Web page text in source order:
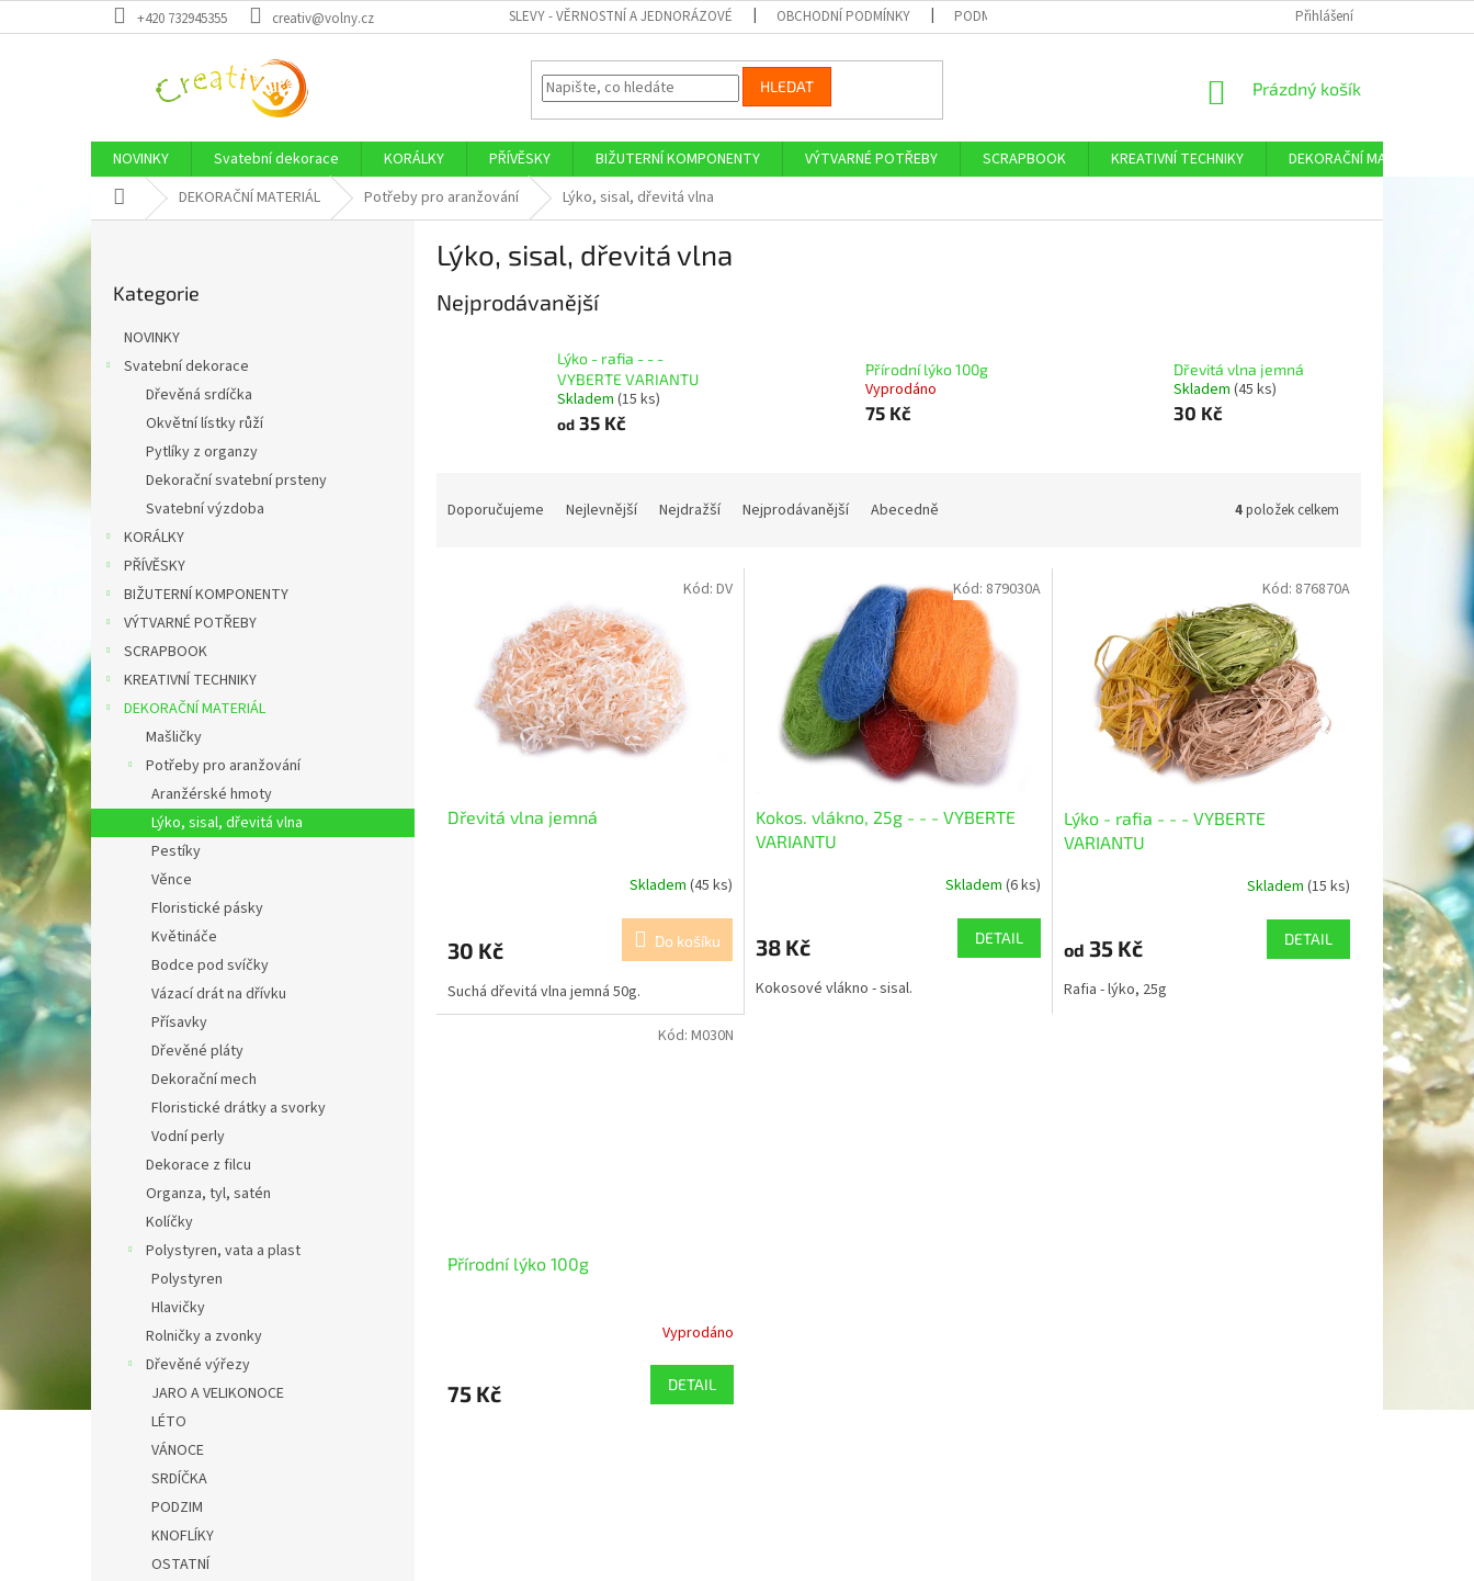
na
+420 732945355 creativ@volny.cz SLEVY - VĚRNOSTNÍ A JEDNORÁZOVÉ OBCHODNÍ PODMÍNKY PODMÍNKY OCHRANY OSOBNÍCH ÚDAJŮ DOPRAVA A PLATBA
Přihlášení
HLEDAT
NÁKUPNÍ
Prázdný košík
NOVINKY Svatební dekorace KORÁLKY PŘÍVĚSKY BIŽUTERNÍ KOMPONENTY VÝTVARNÉ POTŘEBY SCRAPBOOK KREATIVNÍ TECHNIKY
DEKORAČNÍ MATERIÁL
Domů DEKORAČNÍ MATERIÁL Potřeby pro aranžování Lýko, sisal, dřevitá vlna
P
o
p
a
n
kategorie
Kategorie
NOVINKY
Svatební dekorace
Dřevěná srdíčka
Okvětní lístky růží
Pytlíky z organzy
Dekorační svatební prsteny
Svatební výzdoba
KORÁLKY
PŘÍVĚSKY
BIŽUTERNÍ KOMPONENTY
VÝTVARNÉ POTŘEBY
SCRAPBOOK
KREATIVNÍ TECHNIKY
DEKORAČNÍ MATERIÁL
Mašličky
Potřeby pro aranžování
Aranžérské hmoty
Lýko, sisal, dřevitá vlna
Pestíky
Věnce
Floristické pásky
Květináče
Bodce pod svíčky
Vázací drát na dřívku
Přísavky
Dřevěné pláty
Dekorační mech
Floristické drátky a svorky
Vodní perly
Dekorace z filcu
Organza, tyl, satén
Kolíčky
Polystyren, vata a plast
Polystyren
Hlavičky
Rolničky a zvonky
Dřevěné výřezy
JARO A VELIKONOCE
LÉTO
VÁNOCE
SRDÍČKA
PODZIM
KNOFLÍKY
OSTATNÍ
Lýko, sisal, dřevitá vlna
Nejprodávanější
Lýko - rafia - - -
VYBERTE VARIANTU
Skladem (15 ks)
od 35 Kč
Přírodní lýko 100g
Vyprodáno
75 Kč
Dřevitá vlna jemná
Skladem (45 ks)
30 Kč
Doporučujeme Nejlevnější Nejdražší Nejprodávanější Abecedně 4položek celkem
Dřevitá vlna jemná
Skladem (45 ks)
30 Kč Do košíku
Suchá dřevitá vlna jemná 50g.
Kód: DV
Kokos. vlákno, 25g - - - VYBERTE
VARIANTU
Skladem (6 ks)
38 Kč DETAIL
Kokosové vlákno - sisal.
Kód: 879030A
Lýko - rafia - - - VYBERTE
VARIANTU
Skladem (15 ks)
od 35 Kč DETAIL
Rafia - lýko, 25g
Kód: 876870A
Přírodní lýko 100g
Vyprodáno
75 Kč DETAIL
Kód: M030N